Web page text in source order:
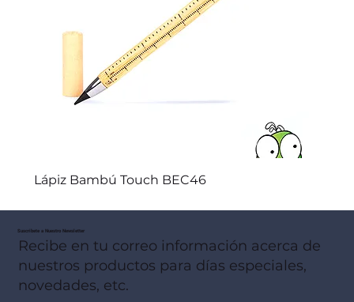
Lápiz Bambú Touch BEC46
Suscribete a Nuestro Newsletter
Recibe en tu correo información acerca de
nuestros productos para días especiales,
novedades, etc.